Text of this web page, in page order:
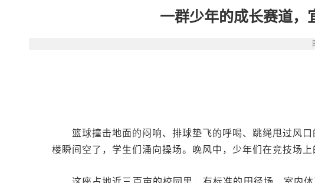
一群少年的成长赛道，
篮球撞击地面的闷响、排球垫飞的呼喝、跳绳甩过风
楼瞬间空了，学生们涌向操场。晚风中，少年们在竞技场